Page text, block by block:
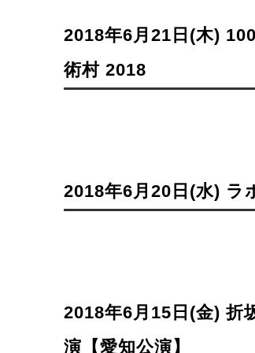
2018年6月21日(木)
術村 2018
2018年6月20日(水) ラ
2018年6月15日(金) 折
演【愛知公演】